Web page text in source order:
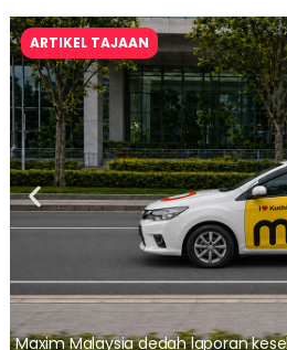
ARTIKEL TAJAAN
Maxim Malaysia dedah laporan